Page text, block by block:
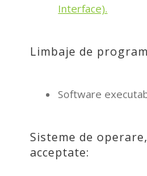
Interface).
Limbaje de
Software
Sisteme de
acceptate: